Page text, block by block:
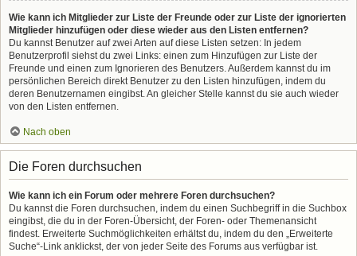
Wie kann ich Mitglieder zur Liste der Freunde oder zur Liste der ignorierten
Mitglieder hinzufügen oder diese wieder aus den Listen entfernen?
Du kannst Benutzer auf zwei Arten auf diese Listen setzen: In jedem
Benutzerprofil siehst du zwei Links: einen zum Hinzufügen zur Liste der
Freunde und einen zum Ignorieren des Benutzers. Außerdem kannst du im
persönlichen Bereich direkt Benutzer zu den Listen hinzufügen, indem du
deren Benutzernamen eingibst. An gleicher Stelle kannst du sie auch wieder
von den Listen entfernen.
Nach oben
Die Foren durchsuchen
Wie kann ich ein Forum oder mehrere Foren durchsuchen?
Du kannst die Foren durchsuchen, indem du einen Suchbegriff in die Suchbox
eingibst, die du in der Foren-Übersicht, der Foren- oder Themenansicht
findest. Erweiterte Suchmöglichkeiten erhältst du, indem du den „Erweiterte
Suche“-Link anklickst, der von jeder Seite des Forums aus verfügbar ist.